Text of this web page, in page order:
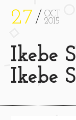
27
OCT
2015
Ikebe
Ikebe